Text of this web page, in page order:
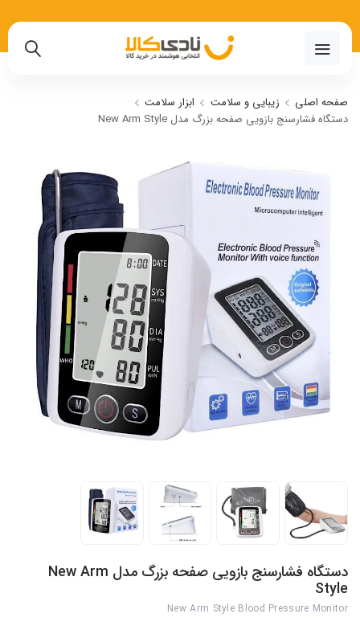
صفحه اصلی زیبایی و سلامت
ابزار سلامت
دستگاه فشارسنج بازویی صفحه بزرگ مدل New Arm Style
دستگاه فشارسنج بازویی صفحه بزرگ مدل New Arm
Style
New Arm Style Blood Pressure Monitor